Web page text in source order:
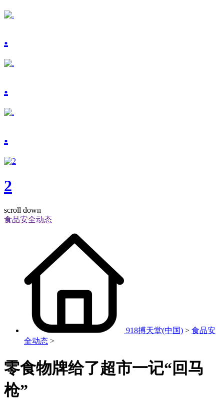
.
.
.
2
scroll down
食品安全动态
918搏天堂(中国) > 食品安
全动态 >
零食物牌给了超市一记“回马
枪”